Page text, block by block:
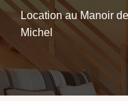
Location au Manoir
Michel